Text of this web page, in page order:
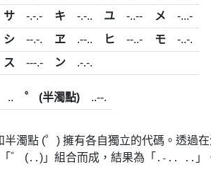
サ -.-.- キ -.-.. ユ -..-- メ
-...-
シ --.-. ヱ .--.. ヒ --..- モ
-..-.
ス ---.- ン .-.-.
.. ゜ (半濁點) ..--.
半濁點 (゜) 擁有各自獨立的代碼。透過
゛ ( .. )」組合而成，結果為「 .-.. .. 」